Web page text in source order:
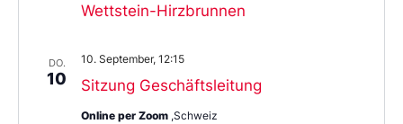
Wettstein-Hirzbrunnen
DO.
10 Sitzung Geschäftsleitung
10. September, 12:15
Online per Zoom ,Schweiz